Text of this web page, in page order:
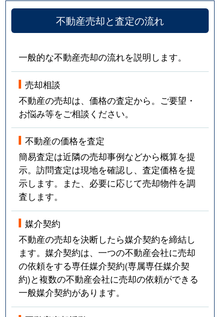
不動産売却と査定の流れ
一般的な不動産売却の流れを説明します。
売却相談
不動産の売却は、価格の査定から。ご要望・
お悩み等をご相談ください。
不動産の価格を査定
簡易査定は近隣の売却事例などから概算を提
示。訪問査定は現地を確認し、査定価格を提
示します。また、必要に応じて売却物件を調
査します。
媒介契約
不動産の売却を決断したら媒介契約を締結し
ます。媒介契約は、一つの不動産会社に売却
の依頼をする専任媒介契約(専属専任媒介契
約)と複数の不動産会社に売却の依頼ができる
一般媒介契約があります。